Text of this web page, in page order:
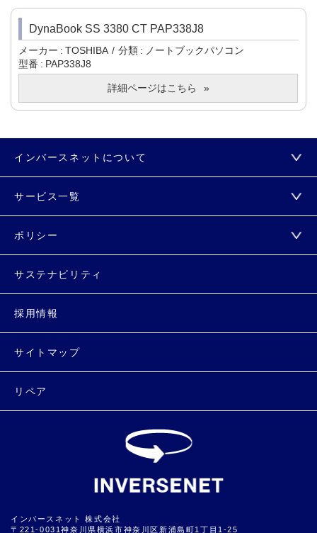
DynaBook SS 3380 CT PAP338J8
メーカー TOSHIBA 分類
ノートブックパソコン
型番
PAP338J8
詳細ページはこちら
インバースネットについて
サービス一覧
ポリシー
サステナビリティ
採用情報
サイトマップ
リペア
インバースネット 株式会社
〒221-0031神奈川県横浜市神奈川区新浦島町1丁目1-25